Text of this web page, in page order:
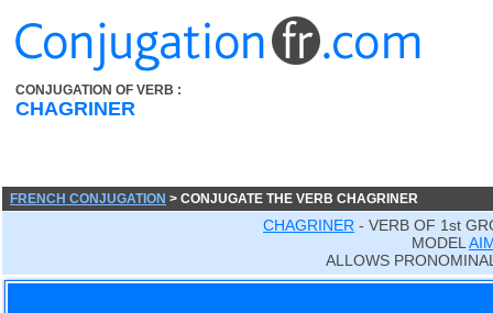
CONJUGATION OF VERB :
CHAGRINER
FRENCH CONJUGATION > CONJUGATE THE VERB CHAGRINER
CHAGRINER - VERB OF 1st
MODEL
ALLOWS